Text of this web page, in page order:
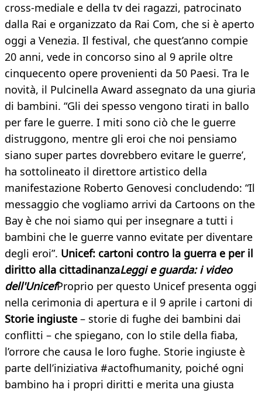
cross-mediale e della tv dei ragazzi, patrocinato
dalla Rai e organizzato da Rai Com, che si è aperto
oggi a Venezia. Il festival, che quest’anno compie
20 anni, vede in concorso sino al 9 aprile oltre
cinquecento opere provenienti da 50 Paesi. Tra le
novità, il Pulcinella Award assegnato da una giuria
di bambini. “Gli dei spesso vengono tirati in ballo
per fare le guerre. I miti sono ciò che le guerre
distruggono, mentre gli eroi che noi pensiamo
siano super partes dovrebbero evitare le guerre’,
ha sottolineato il direttore artistico della
manifestazione Roberto Genovesi concludendo: “Il
messaggio che vogliamo arrivi da Cartoons on the
Bay è che noi siamo qui per insegnare a tutti i
bambini che le guerre vanno evitate per diventare
degli eroi”. Unicef: cartoni contro la guerra e per il
diritto alla cittadinanzaLeggi e guarda: i video
dell'UnicefProprio per questo Unicef presenta oggi
nella cerimonia di apertura e il 9 aprile i cartoni di
Storie ingiuste – storie di fughe dei bambini dai
conflitti – che spiegano, con lo stile della fiaba,
l’orrore che causa le loro fughe. Storie ingiuste è
parte dell’iniziativa #actofhumanity, poiché ogni
bambino ha i propri diritti e merita una giusta